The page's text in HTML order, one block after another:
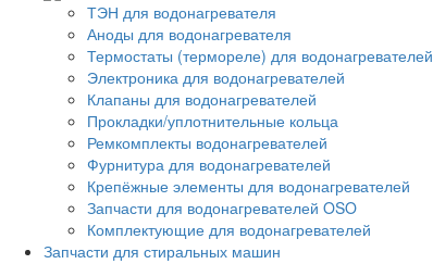
ТЭН для водонагревателя
Аноды для водонагревателя
Термостаты (термореле) для водонагревателей
Электроника для водонагревателей
Клапаны для водонагревателей
Прокладки/уплотнительные кольца
Ремкомплекты водонагревателей
Фурнитура для водонагревателей
Крепёжные элементы для водонагревателей
Запчасти для водонагревателей OSO
Комплектующие для водонагревателей
Запчасти для стиральных машин